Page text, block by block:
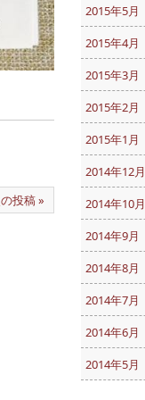
投稿 »
2015年5月
2015年4月
2015年3月
2015年2月
2015年1月
2014年12月
2014年10月
2014年9月
2014年8月
2014年7月
2014年6月
2014年5月